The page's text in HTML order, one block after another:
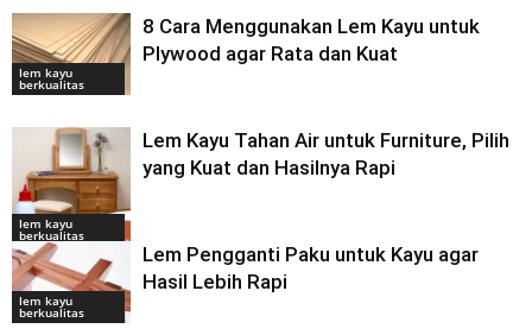
lem kayu
berkualitas
8 Cara Menggunakan Lem Kayu untuk
Plywood agar Rata dan Kuat
lem kayu
berkualitas
Lem Kayu Tahan Air untuk Furniture, Pilih
yang Kuat dan Hasilnya Rapi
lem kayu
berkualitas
Lem Pengganti Paku untuk Kayu agar
Hasil Lebih Rapi